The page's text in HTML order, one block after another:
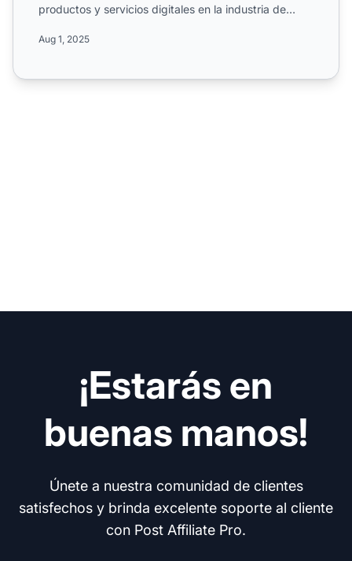
productos y servicios digitales en la industria de
Aug 1, 2025
¡Estarás en
buenas manos!
Únete a nuestra comunidad de clientes
satisfechos y brinda excelente soporte al cliente
con Post Affiliate Pro.